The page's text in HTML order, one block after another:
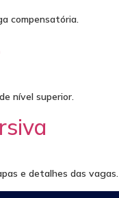
compensatória.
nível superior.
e detalhes das vagas.